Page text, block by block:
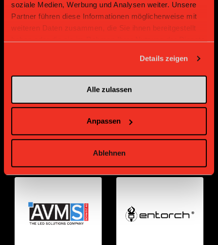
soziale Medien, Werbung und Analysen weiter. Unsere
Partner führen diese Informationen möglicherweise mit
weiteren Daten zusammen, die Sie ihnen bereitgestellt
Details zeigen
Alle zulassen
Anpassen
Ablehnen
Supplier Supplier